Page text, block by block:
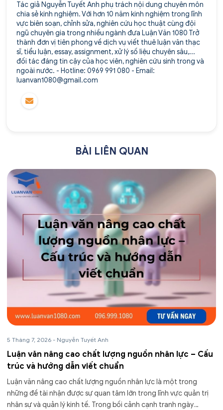
Tác giả Nguyễn Tuyết Anh phụ trách nội dung chuyên môn
chia sẻ kinh nghiệm. Với hơn 10 năm kinh nghiệm trong lĩnh
vực biên soạn, chỉnh sửa, nghiên cứu học thuật cùng đội
ngũ chuyên gia trong nhiều ngành đưa Luận Văn 1080 Trở
thành đơn vị tiên phong về dịch vụ viết thuê luận văn thạc
sĩ, tiểu luận, essay, assignment, xử lý số liệu chuyên sâu,...
đối tác đáng tin cậy của học viên, nghiên cứu sinh trong và
ngoài nước. - Hotline: 0969 991 080 - Email:
luanvan1080@gmail.com
BÀI LIÊN QUAN
5 Tháng 7, 2026 - Nguyễn Tuyết Anh
Luận văn nâng cao chất lượng nguồn nhân lực – Cấu
trúc và hướng dẫn viết chuẩn
Luận văn nâng cao chất lượng nguồn nhân lực là một trong
những đề tài nhận được sự quan tâm lớn trong lĩnh vực quản trị
nhân sự và quản lý kinh tế. Trong bối cảnh cạnh tranh ngày